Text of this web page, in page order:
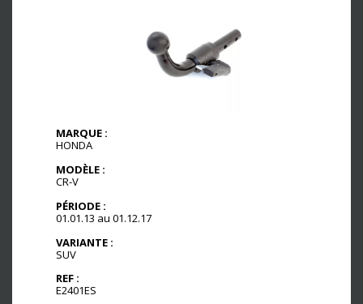
MARQUE :
HONDA
MODÈLE :
CR-V
PÉRIODE :
01.01.13 au 01.12.17
VARIANTE :
SUV
REF :
E2401ES